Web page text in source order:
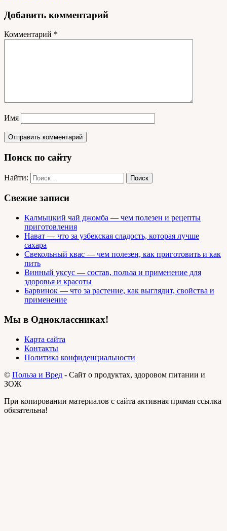
Добавить комментарий
Комментарий *
Имя
Поиск по сайту
Найти:
Свежие записи
Калмыцкий чай джомба — чем полезен и рецепты
приготовления
Нават — что за узбекская сладость, которая лучше
сахара
Свекольный квас — чем полезен, как приготовить и как
пить
Винный уксус — состав, польза и применение для
здоровья и красоты
Барвинок — что за растение, как выглядит, свойства и
применение
Мы в Одноклассниках!
Карта сайта
Контакты
Политика конфиденциальности
© Польза и Вред - Сайт о продуктах, здоровом питании и
ЗОЖ
При копировании материалов с сайта активная прямая ссылка
обязательна!